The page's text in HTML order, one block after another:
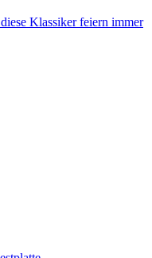
Klassiker feiern immer